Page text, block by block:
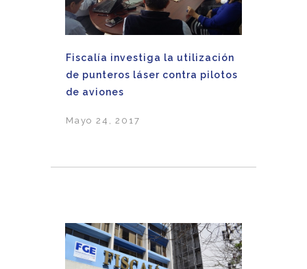
Fiscalía investiga la utilización
de punteros láser contra pilotos
de aviones
Mayo 24, 2017